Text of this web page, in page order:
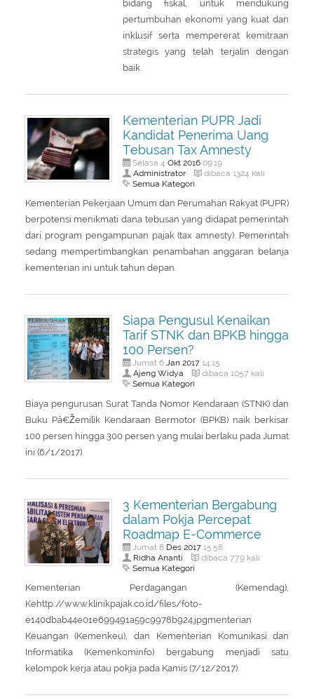
bidang fiskal, untuk mendukung
pertumbuhan ekonomi yang kuat dan
inklusif serta mempererat kemitraan
strategis yang telah terjalin dengan
baik.
Kementerian PUPR Jadi
Kandidat Penerima Uang
Tebusan Tax Amnesty
Selasa 4 Okt 201609:19
Administrator dibaca 1324 kali
Semua Kategori
Kementerian Pekerjaan Umum dan Perumahan Rakyat (PUPR)
berpotensi menikmati dana tebusan yang didapat pemerintah
dari program pengampunan pajak (tax amnesty). Pemerintah
sedang mempertimbangkan penambahan anggaran belanja
kementerian ini untuk tahun depan.
Siapa Pengusul Kenaikan
Tarif STNK dan BPKB hingga
100 Persen?
Jumat 6 Jan 201714:15
Ajeng Widya dibaca 1057 kali
Semua Kategori
Biaya pengurusan Surat Tanda Nomor Kendaraan (STNK) dan
Buku Pâ€Žemilik Kendaraan Bermotor (BPKB) naik berkisar
100 persen hingga 300 persen yang mulai berlaku pada Jumat
ini (6/1/2017).
3 Kementerian Bergabung
dalam Pokja Percepat
Roadmap E-Commerce
Jumat 8 Des 201715:58
Ridha Ananti dibaca 779 kali
Semua Kategori
Kementerian Perdagangan (Kemendag),
Kehttp://www.klinikpajak.co.id/files/foto-
e140dbab44e01e699491a59c9978b924.jpgmenterian
Keuangan (Kemenkeu), dan Kementerian Komunikasi dan
Informatika (Kemenkominfo) bergabung menjadi satu
kelompok kerja atau pokja pada Kamis (7/12/2017).